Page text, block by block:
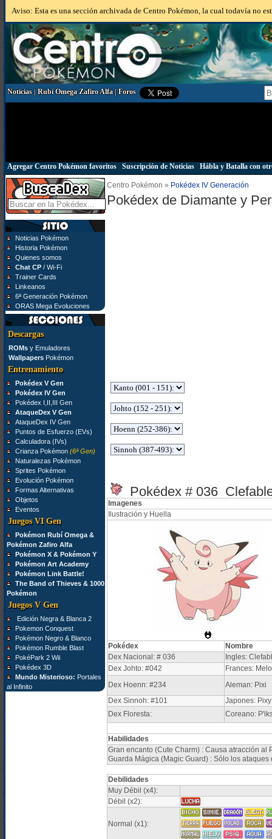
Aviso: Esta es una sección archivada de Centro Pokémon, la cual todavía no
Noticias|Rubí Omega Zafiro Alfa|Foros
Agregar Centro Pokémon favoritos| Suscripción de Noticias| Hábla y Batalla con
Noticias Pokémon
Historia Pokémon
Quienes somos
Chat CP/ Wi-Fi
Trainer Cards
Linkeanos
6ª Generación Pokémon
ORAS Mega Evoluciones
Descargas
ROMsy Emuladores
WallpapersPokémon
Entrenamiento
Pokédex V Gen
Pokédex IV Gen
Pokédex I,II,III Gen
AtaqueDex V Gen
AtaqueDex IV Gen
Puntos de Esfuerzo (EVs)
Calculadora (IVs)
Crianza Pokémon (6ª Gen)
Naturalezas Pokémon
Sprites Pokémon
Evolución Pokémon
Formas Alternativas
Objetos
Eventos
Juegos VI Gen
Pokémon Rubí Omega &
Pokémon Zafiro Alfa
Pokémon X & Pokémon Y
Pokémon Art Academy
Pokémon Link Battle!
The Band of Thieves & 1000
Pokémon
Juegos V Gen
Edición Negra & Blanca 2
Pokemon Conquest
Pokémon Negro & Blanco
Pokémon Rumble Blast
PokéPark 2 Wii
Pokédex 3D
Mundo Misterioso: Portales
al Infinito
Centro Pokémon » Pokédex IV Generación
Pokédex de Diamante y
Pokédex # 036
Imagenes
Ilustración y Huella
Pokédex
Nombre
Dex Nacional: # 036
Ingles:
Dex Johto: #042
Frances:
Dex Hoenn: #234
Aleman: Pixi
Dex Sinnoh: #101
Japones: Pixy
Dex Floresta:
Coreano:
Habilidades
Gran encanto (Cute Charm) : Causa atracción al
Guarda Mágica (Magic Guard) : Sólo los
Debilidades
Muy Débil (x4):
Débil (x2):
Normal (x1):